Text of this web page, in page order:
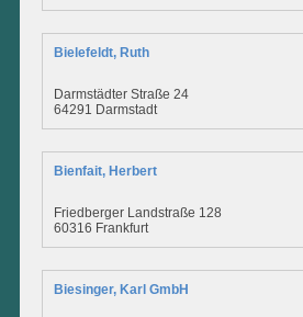
Bielefeldt, Ruth
Darmstädter Straße 24
64291 Darmstadt
Bienfait, Herbert
Friedberger Landstraße 128
60316 Frankfurt
Biesinger, Karl GmbH